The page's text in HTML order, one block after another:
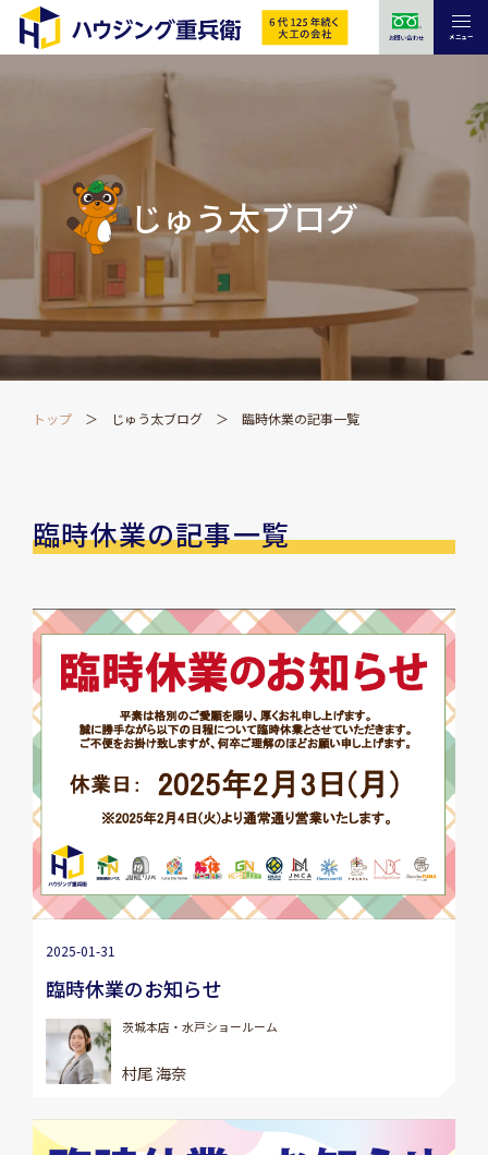
お問い合わせ メニュー
じゅう太ブログ
トップ じゅう太ブログ 臨時休業の記事一覧
臨時休業の記事一覧
2025-01-31
臨時休業のお知らせ
茨城本店・水戸ショールーム
村尾 海奈